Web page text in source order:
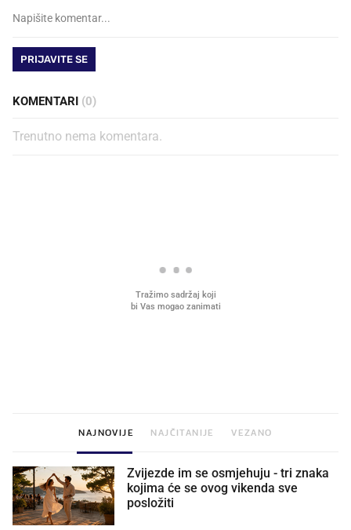
PRIJAVITE SE
KOMENTARI (0)
Trenutno nema komentara.
NAJNOVIJE NAJČITANIJE VEZANO
Zvijezde im se osmjehuju - tri znaka
kojima će se ovog vikenda sve
posložiti